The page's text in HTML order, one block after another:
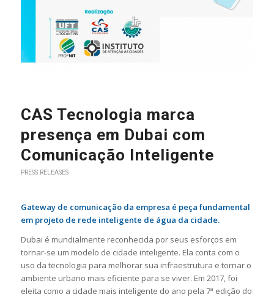
CAS Tecnologia marca
presença em Dubai com
Comunicação Inteligente
PRESS RELEASES
Gateway de comunicação da empresa é peça fundamental
em projeto de rede inteligente de água da cidade.
Dubai é mundialmente reconhecida por seus esforços em
tornar-se um modelo de cidade inteligente. Ela conta com o
uso da tecnologia para melhorar sua infraestrutura e tornar o
ambiente urbano mais eficiente para se viver. Em 2017, foi
eleita como a cidade mais inteligente do ano pela 7ª edição do